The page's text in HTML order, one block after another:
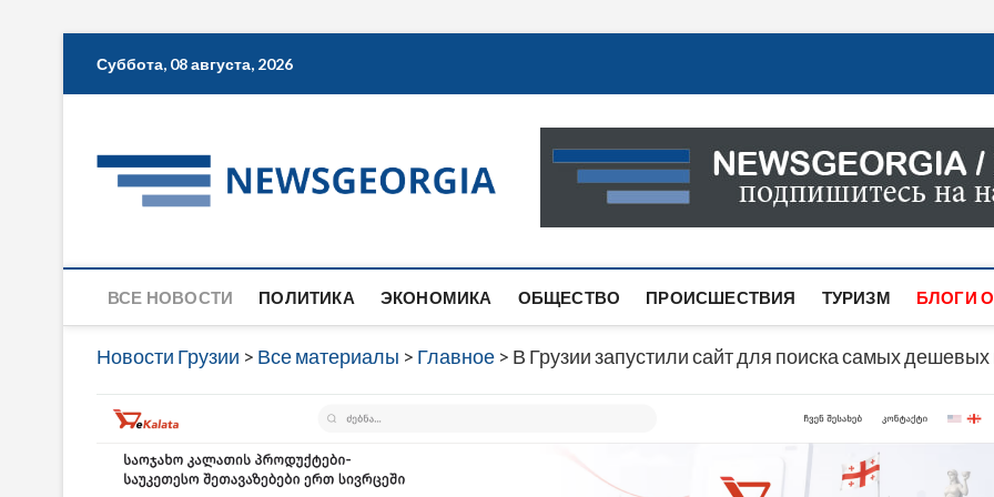
Суббота, 08 августа, 2026
Новости Грузии
САМАЯ АКТУАЛЬНАЯ ИНФОРМАЦИЯ О СОБЫТИЯХ
САЙТЕ ВЫ НАЙДЕТЕ НОВОСТИ ПОЛИТИКИ,
ВСЕ НОВОСТИ ПОЛИТИКА ЭКОНОМИКА ОБЩЕСТВО ПРОИСШЕСТВИЯ ТУРИЗМ БЛОГИ
Новости Грузии > Все материалы > Главное > В Грузии запустили сайт для поиска самых